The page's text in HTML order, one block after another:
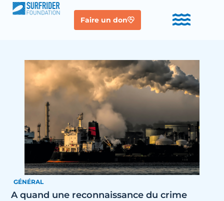
Faire un don
GÉNÉRAL
A quand une reconnaissance du crime